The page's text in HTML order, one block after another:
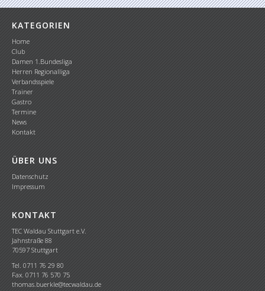
KATEGORIEN
Home
Club
Damen 1.Bundesliga
Herren Regionalliga
Verbandsspiele
Trainer
Gastro
Termine
News
Kontakt
ÜBER UNS
Datenschutz
Impressum
KONTAKT
TEC Waldau Stuttgart e.V.
Jahnstraße 88
70597 Stuttgart
Tel. 0711 76 29 80
Fax. 0711 76 570 75
thomas.buerkle@tecwaldau.de